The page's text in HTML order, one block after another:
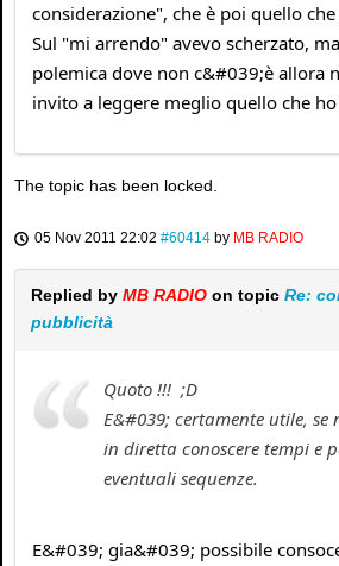
considerazione", che è poi quello
Sul "mi arrendo" avevo scherzato,
polemica dove non c&#039;è allora
invito a leggere meglio quello che
The topic has been locked.
05 Nov 2011 22:02 #60414 by MB RADIO
Replied by MB RADIO on topic Re:
pubblicità
Quoto !!! ;D
E&#039; certamente utile, se
in diretta conoscere tempi e
eventuali sequenze.
E&#039; gia&#039; possibile